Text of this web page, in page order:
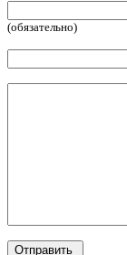
(обязательно)